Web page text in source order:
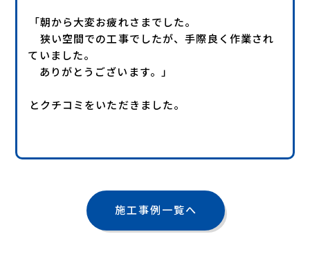
「朝から大変お疲れさまでした。
狭い空間での工事でしたが、手際良く作業され
ていました。
ありがとうございます。」
とクチコミをいただきました。
施工事例一覧へ